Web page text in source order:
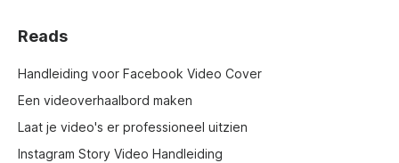
Reads
Handleiding voor Facebook Video Cover
Een videoverhaalbord maken
Laat je video's er professioneel uitzien
Instagram Story Video Handleiding